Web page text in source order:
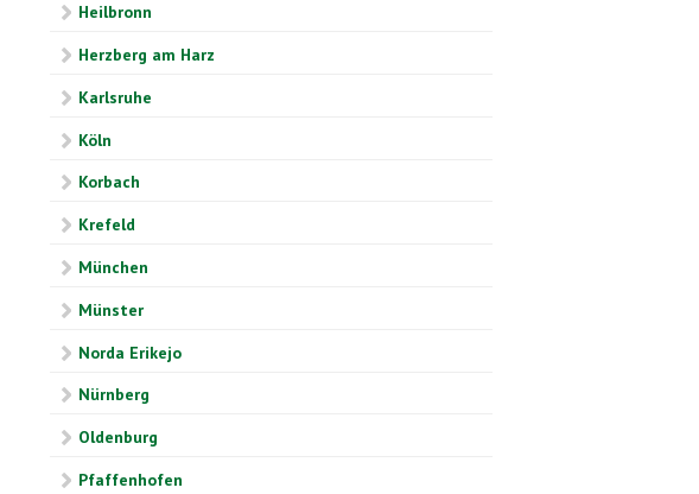
Heilbronn
Herzberg am Harz
Karlsruhe
Köln
Korbach
Krefeld
München
Münster
Norda Erikejo
Nürnberg
Oldenburg
Pfaffenhofen